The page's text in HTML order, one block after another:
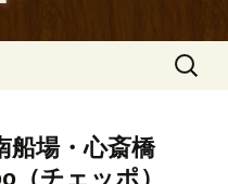
検
場・心斎橋
チェッポ）